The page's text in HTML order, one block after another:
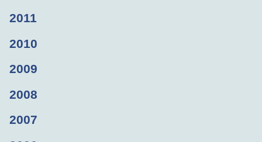
2011
2010
2009
2008
2007